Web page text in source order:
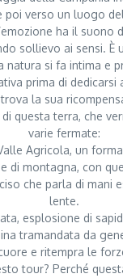
verso un luogo
ha il suono
sollievo ai sensi. È
natura si fa intima e
prima di dedicarsi
la sua
questa terra, che
varie fermate:
Agricola, un
di montagna, con
che parla di mani
lente.
esplosione di
tramandata da
e ritempra le
tour? Perché